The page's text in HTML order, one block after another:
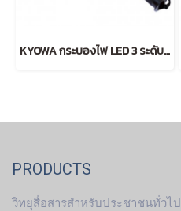
KYOWA กระบองไฟ LED 3 ระดับ ลายเหลี่ยม (RED)
PRODUCTS
วิทยุสื่อสารสำหรับประชาชนทั่วไป